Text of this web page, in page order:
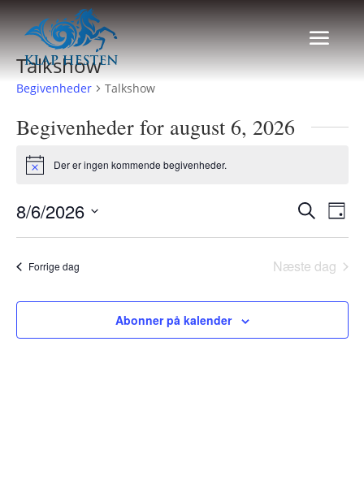
Talkshow
Begivenheder Talkshow
Begivenheder for august 6, 2026
Notice Der er ingen kommende begivenheder.
Søgning
Søg
Dag
8/6/2026
Forrige dag Næste dag
Abonner på kalender